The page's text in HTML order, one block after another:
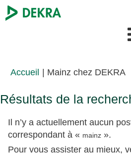
Accueil Mainz chez DEKRA
Résultats de la
Il n’y a actuellement aucun
correspondant à « mainz ».
Pour vous assister au mieux,